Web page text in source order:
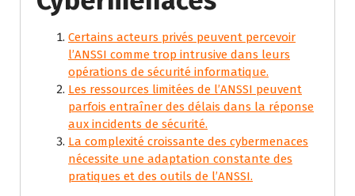
Certains acteurs privés peuvent percevoir
l’ANSSI comme trop intrusive dans leurs
opérations de sécurité informatique.
Les ressources limitées de l’ANSSI peuvent
parfois entraîner des délais dans la réponse
aux incidents de sécurité.
La complexité croissante des cybermenaces
nécessite une adaptation constante des
pratiques et des outils de l’ANSSI.